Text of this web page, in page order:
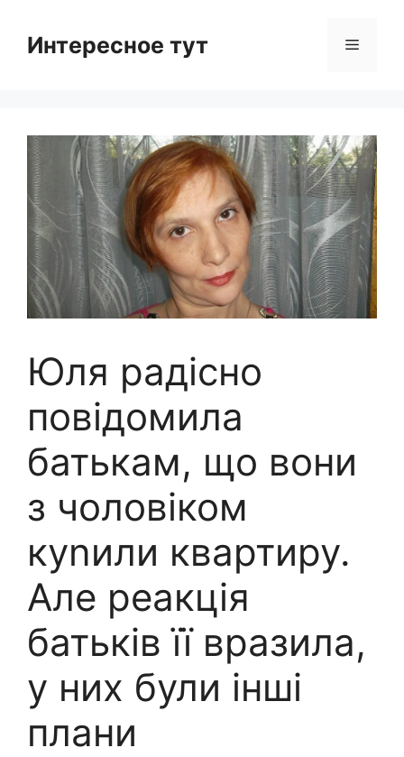
contentИнтересное тут Menu
Юля радісно
повідомила
батькам, що вони
з чоловіком
куnили квартиру.
Але реакція
батьків її вразила,
у них були інші
плани